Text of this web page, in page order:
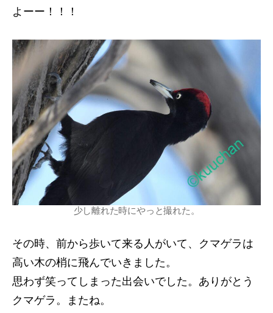
よーー！！！
少し離れた時にやっと撮れた。
その時、前から歩いて来る人がいて、クマゲラは
高い木の梢に飛んでいきました。
思わず笑ってしまった出会いでした。ありがとう
クマゲラ。またね。